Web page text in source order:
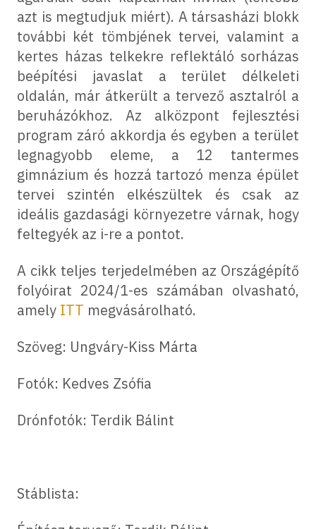
azt is megtudjuk miért). A társasházi blokk
további két tömbjének tervei, valamint a
kertes házas telkekre reflektáló sorházas
beépítési javaslat a terület délkeleti
oldalán, már átkerült a tervező asztalról a
beruházókhoz. Az alközpont fejlesztési
program záró akkordja és egyben a terület
legnagyobb eleme, a 12 tantermes
gimnázium és hozzá tartozó menza épület
tervei szintén elkészültek és csak az
ideális gazdasági környezetre várnak, hogy
feltegyék az i-re a pontot.
A cikk teljes terjedelmében az Országépítő
folyóirat 2024/1-es számában olvasható,
amely ITT megvásárolható.
Szöveg: Ungváry-Kiss Márta
Fotók: Kedves Zsófia
Drónfotók: Terdik Bálint
Stáblista: